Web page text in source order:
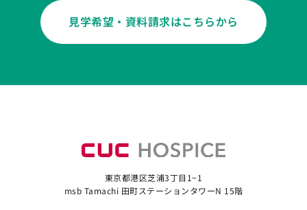
見学希望・資料請求はこちらから
東京都港区芝浦3丁目1−1
msb Tamachi 田町ステーションタワーN 15階